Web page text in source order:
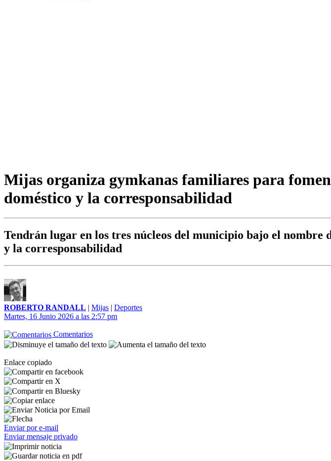
Mijas organiza gymkanas familiares para
doméstico y la corresponsabilidad
Tendrán lugar en los tres núcleos del municipio bajo el
y la corresponsabilidad
ROBERTO RANDALL | Mijas | Deportes
Martes, 16 Junio 2026 a las 2:57 pm
Comentarios
Enlace copiado
Enviar por e-mail
Enviar mensaje privado